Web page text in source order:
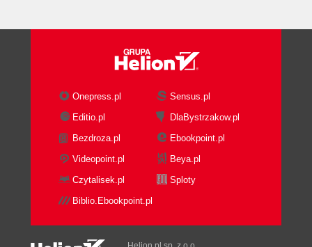
Onepress.pl
Sensus.pl
Editio.pl
DlaBystrzakow.pl
Bezdroza.pl
Ebookpoint.pl
Videopoint.pl
Beya.pl
Czytalisek.pl
Sploty
Biblio.Ebookpoint.pl